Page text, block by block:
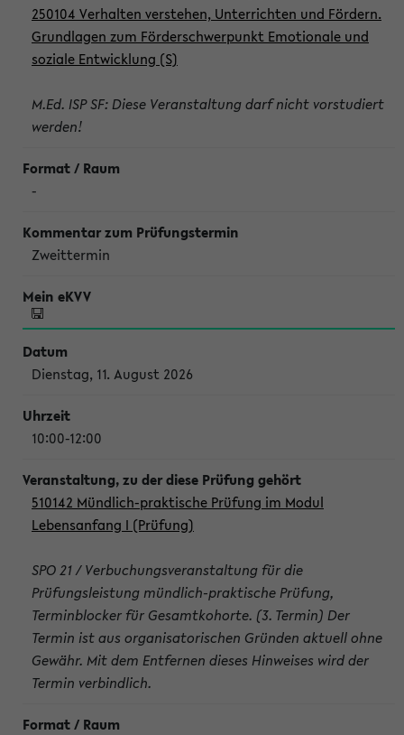
250104 Verhalten verstehen, Unterrichten und Fördern.
Grundlagen zum Förderschwerpunkt Emotionale und
soziale Entwicklung (S)
M.Ed. ISP SF: Diese Veranstaltung darf nicht vorstudiert
werden!
-
Zweittermin
Dienstag, 11. August 2026
10:00-12:00
510142 Mündlich-praktische Prüfung im Modul
Lebensanfang I (Prüfung)
SPO 21 / Verbuchungsveranstaltung für die
Prüfungsleistung mündlich-praktische Prüfung,
Terminblocker für Gesamtkohorte. (3. Termin) Der
Termin ist aus organisatorischen Gründen aktuell ohne
Gewähr. Mit dem Entfernen dieses Hinweises wird der
Termin verbindlich.